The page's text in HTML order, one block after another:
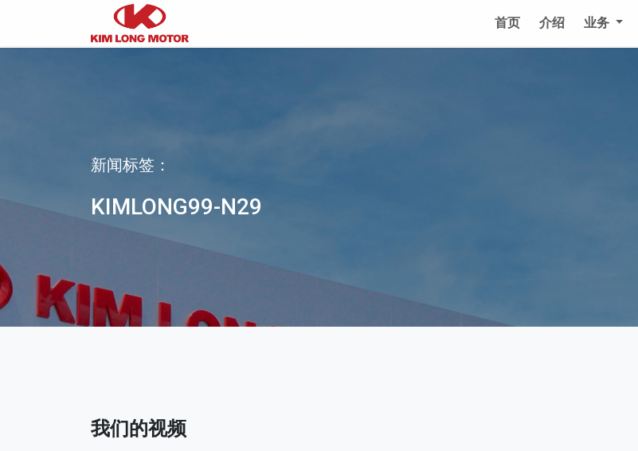
首页 介绍 业务
新闻标签：
KIMLONG99-N29
我们的视频